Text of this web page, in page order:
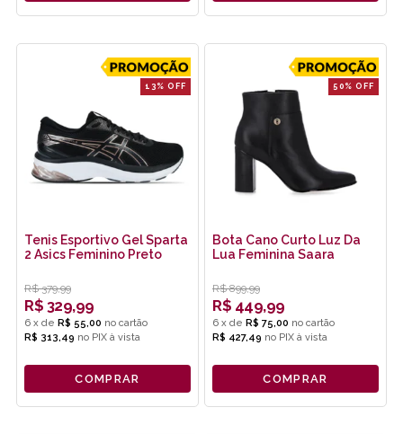
13% OFF
Tenis Esportivo Gel Sparta
2 Asics Feminino Preto
R$ 379,99
R$ 329,99
6 x de R$ 55,00
R$ 313,49 no PIX
COMPRAR
50% OFF
Bota Cano Curto Luz Da
Lua Feminina Saara
R$ 899,99
R$ 449,99
6 x de R$ 75,00
R$ 427,49 no PIX
COMPRAR